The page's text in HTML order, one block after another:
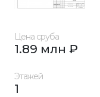
Цена сруба
1.89 млн ₽
Этажей
1